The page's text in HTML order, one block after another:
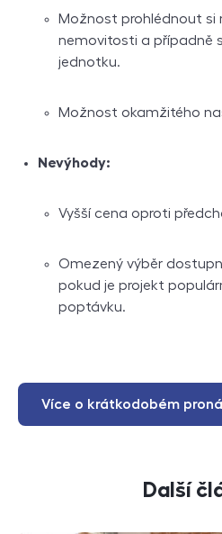
Možnost prohlédnout si
nemovitosti a případně
jednotku.
Možnost okamžitého
Nevýhody:
Vyšší cena oproti
Omezený výběr
pokud je projekt
poptávku.
Více o krátkodobém
Další